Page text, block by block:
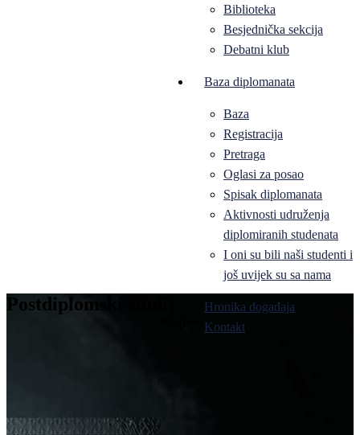
Biblioteka
Besjednička sekcija
Debatni klub
Baza diplomanata
Baza
Registracija
Pretraga
Oglasi za posao
Spisak diplomanata
Aktivnosti udruženja
diplomiranih studenata
I oni su bili naši studenti i
još uvijek su sa nama
Hronika događaja
Kontakt
Postdiplomski studij